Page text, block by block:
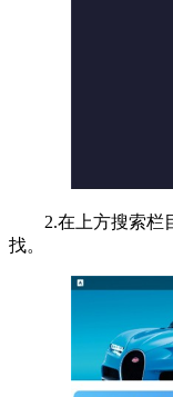
2.在上方搜索栏目
找。